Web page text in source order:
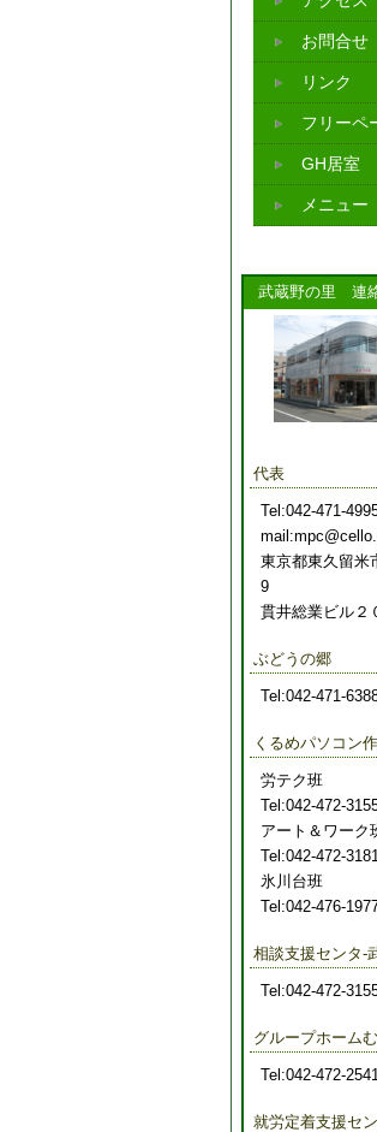
お問合せ
リンク
フリーペ
GH居室
メニュー
武蔵野の里 連
代表
Tel:042-471-
東京都東久留米
9
貫井総業ビル２
ぶどうの郷
Tel:042-471-
くるめパソコン
労テク
Tel:042-472-
アート＆ワーク
Tel:042-472-
氷川台班
Tel:042-476-
相談支援センタ-
Tel:042-472-
グループホーム
Tel:042-472-
就労定着支援セ